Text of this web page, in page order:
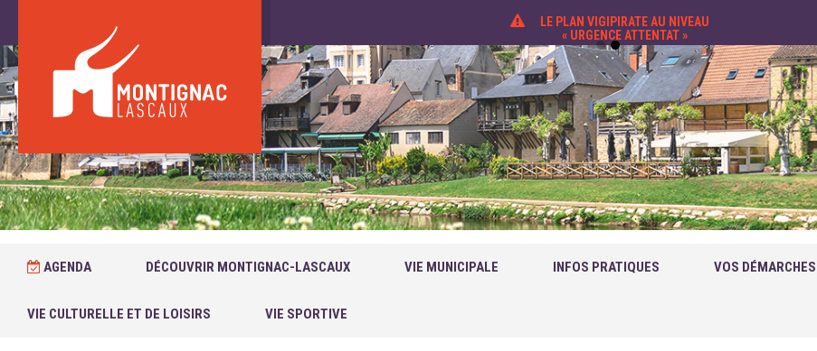
LE PLAN VIGIPIRATE AU NIVEAU
« URGENCE ATTENTAT »
AGENDA DÉCOUVRIR MONTIGNAC-LASCAUX VIE MUNICIPALE INFOS PRATIQUES VOS DÉMARCHES
VIE CULTURELLE ET DE LOISIRS VIE SPORTIVE